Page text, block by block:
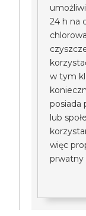
24 h na
w tym
posiada
lub
więc
prwatny